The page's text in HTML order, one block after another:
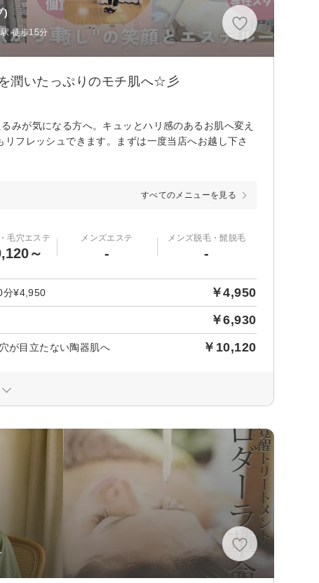
)
徒歩15分
潤いたっぷりのモチ肌へ☆彡
みが気になる方へ。キュッとハリ感のあるお肌へ変え
フレッシュできます。まずは一度当店へお越し下さ
すべてのメニューを見る
毛穴エステ
～
メンズエステ
-
メンズ脱毛・髭脱毛
-
分¥4,950 ￥4,950
￥6,930
が目立たない陶器肌へ ￥10,120